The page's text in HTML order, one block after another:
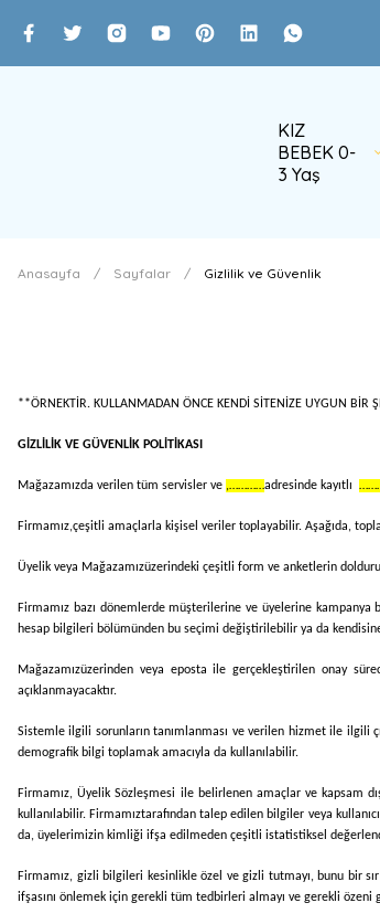
KIZ
BEBEK 0-
3 Yaş
Anasayfa Sayfalar Gizlilik ve Güvenlik
**ÖRNEKTİR. KULLANMADAN ÖNCE KENDİ SİTENİZE UYGUN BİR
GİZLİLİK VE GÜVENLİK POLİTİKASI
Mağazamızda verilen tüm servisler ve ,…………adresinde kayıtlı
Firmamız,çeşitli amaçlarla kişisel veriler toplayabilir. Aşağıda,
Üyelik veya Mağazamızüzerindeki çeşitli form ve anketlerin
Firmamız bazı dönemlerde müşterilerine ve üyelerine
hesap bilgileri bölümünden bu seçimi değiştirilebilir ya da
Mağazamızüzerinden veya eposta ile gerçekleştirilen onay
açıklanmayacaktır.
Sistemle ilgili sorunların tanımlanması ve verilen hizmet ile ilgili
demografik bilgi toplamak amacıyla da kullanılabilir.
Firmamız, Üyelik Sözleşmesi ile belirlenen amaçlar ve kapsam
kullanılabilir. Firmamıztarafından talep edilen bilgiler veya
da, üyelerimizin kimliği ifşa edilmeden çeşitli istatistiksel
Firmamız, gizli bilgileri kesinlikle özel ve gizli tutmayı, bunu bir
ifşasını önlemek için gerekli tüm tedbirleri almayı ve gerekli